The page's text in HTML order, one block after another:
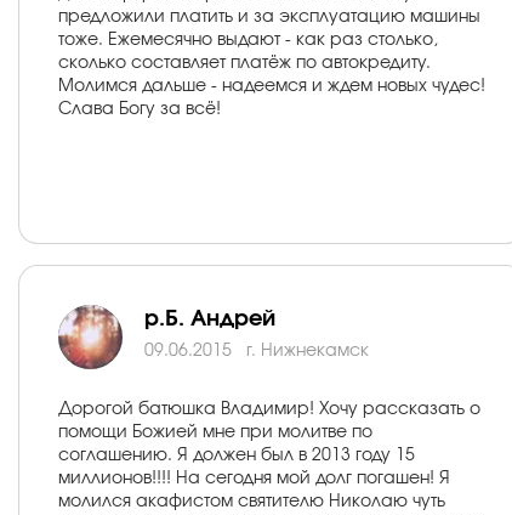
предложили платить и за эксплуатацию машины
тоже. Ежемесячно выдают - как раз столько,
сколько составляет платёж по автокредиту.
Молимся дальше - надеемся и ждем новых чудес!
Слава Богу за всё!
р.Б. Андрей
09.06.2015 г. Нижнекамск
Дорогой батюшка Владимир! Хочу рассказать о
помощи Божией мне при молитве по
соглашению. Я должен был в 2013 году 15
миллионов!!!! На сегодня мой долг погашен! Я
молился акафистом святителю Николаю чуть